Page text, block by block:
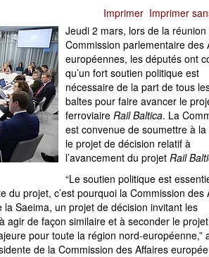
Imprimer Imprimer
Jeudi 2 mars, lors de la réunion
Commission parlementaire des
européennes, les députés ont
qu’un fort soutien politique est
nécessaire de la part de tous
baltes pour faire avancer le
ferroviaire Rail Baltica. La
est convenue de soumettre à la
le projet de décision relatif à
l’avancement du projet Rail
“Le soutien politique est
du projet, c’est pourquoi la Commission des
Saeima, un projet de décision invitant les
agir de façon similaire et à seconder le projet
pour toute la région nord-européenne,”
de la Commission des Affaires